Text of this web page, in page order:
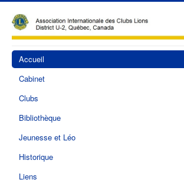
Accueil
Cabinet
Clubs
Bibliothèque
Jeunesse et Léo
Historique
Liens